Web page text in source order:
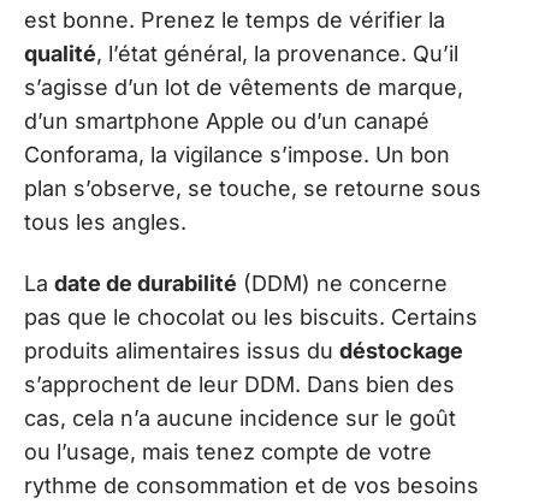
est bonne. Prenez le temps de vérifier la
qualité, l’état général, la provenance. Qu’il
s’agisse d’un lot de vêtements de marque,
d’un smartphone Apple ou d’un canapé
Conforama, la vigilance s’impose. Un bon
plan s’observe, se touche, se retourne sous
tous les angles.
La date de durabilité (DDM) ne concerne
pas que le chocolat ou les biscuits. Certains
produits alimentaires issus du déstockage
s’approchent de leur DDM. Dans bien des
cas, cela n’a aucune incidence sur le goût
ou l’usage, mais tenez compte de votre
rythme de consommation et de vos besoins